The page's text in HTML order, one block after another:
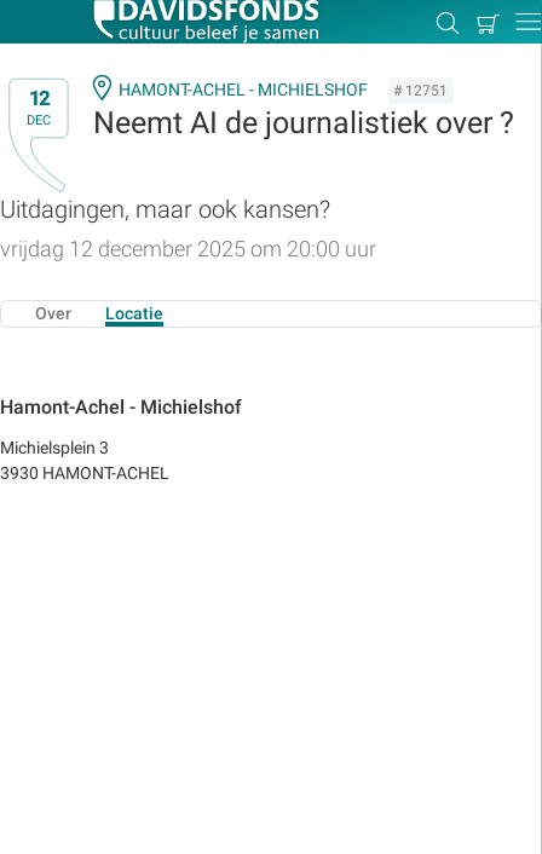
Zoeken
Mijn
12
DEC
HAMONT-ACHEL - MICHIELSHOF # 12751
Neemt AI de journalistiek over ?
Uitdagingen, maar ook kansen?
vrijdag 12 december 2025 om 20:00 uur
Over Locatie
Hamont-Achel - Michielshof
Michielsplein 3
3930 HAMONT-ACHEL
Zoek:
Zoeken